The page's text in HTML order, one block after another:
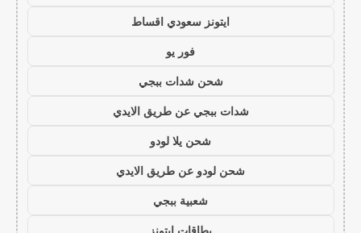
ايتونز سعودي اقساط
فور يو
شحن شدات ببجي
شدات ببجي عن طريق الايدي
شحن يلا لودو
شحن لودو عن طريق الايدي
شعبية ببجي